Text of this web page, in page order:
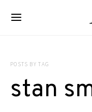
POSTS BY TAG
stan